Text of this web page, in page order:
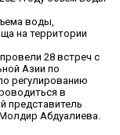
воды,
на территории
28 встреч с
Азии по
регулированию
в
представитель
Абдуалиева.